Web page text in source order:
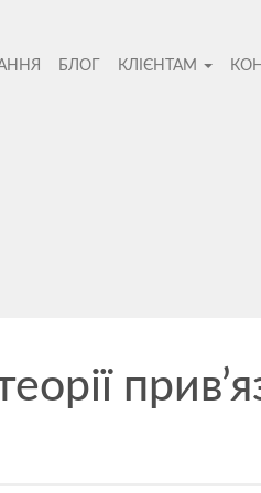
БЛОГ КЛІЄНТАМ